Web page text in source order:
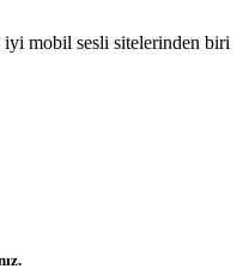
iyi mobil sesli sitelerinden biri